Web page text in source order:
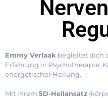
Emmy Verlaak begleitet dich
Erfahrung in Psychotherapie,
energetischer Heilung.
Mit ihrem 5D-Heilansatz